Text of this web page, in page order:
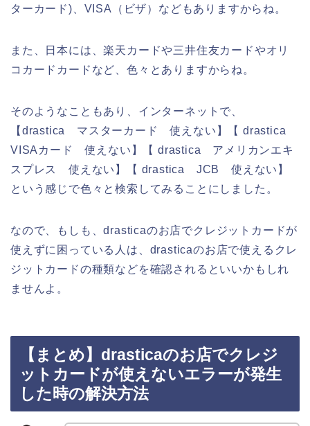
ターカード)、VISA（ビザ）などもありますからね。
また、日本には、楽天カードや三井住友カードやオリ
コカードカードなど、色々とありますからね。
そのようなこともあり、インターネットで、
【drastica マスターカード 使えない】【 drastica
VISAカード 使えない】【 drastica アメリカンエキ
スプレス 使えない】【 drastica JCB 使えない】
という感じで色々と検索してみることにしました。
なので、もしも、drasticaのお店でクレジットカードが
使えずに困っている人は、drasticaのお店で使えるクレ
ジットカードの種類などを確認されるといいかもしれ
ませんよ。
【まとめ】drasticaのお店でクレジ
ットカードが使えないエラーが発生
した時の解決方法